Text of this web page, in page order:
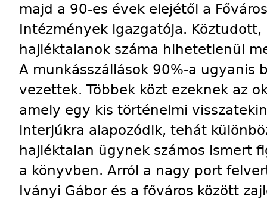
majd a 90-es évek elejétől a
Intézmények igazgatója.
hajléktalanok száma hihetetlenül
A munkásszállások 90%-a ugyanis
vezettek. Többek közt ezeknek az
amely egy kis történelmi
interjúkra alapozódik, tehát
hajléktalan ügynek számos ismert
a könyvben. Arról a nagy port
Iványi Gábor és a főváros között